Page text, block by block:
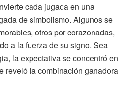
cada jugada en una
de simbolismo. Algunos se
otros por corazonadas,
a la fuerza de su signo. Sea
la expectativa se concentró en
reveló la combinación ganadora